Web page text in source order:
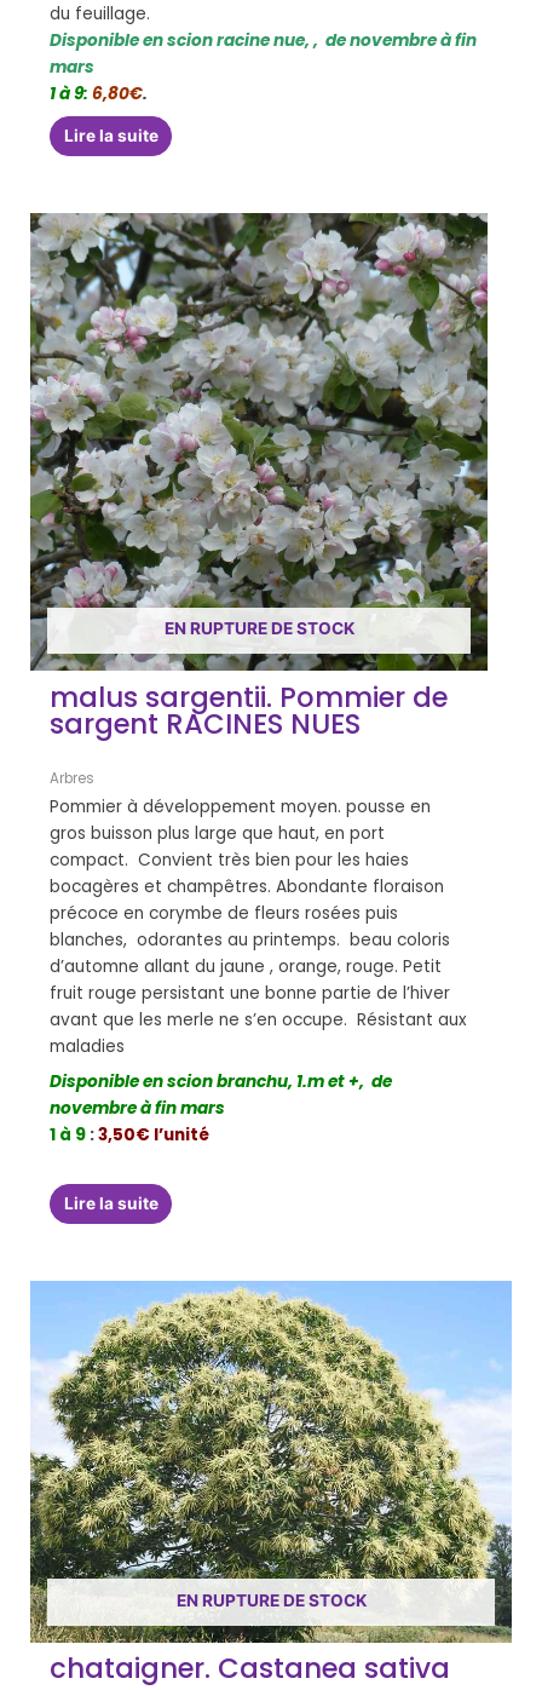
du feuillage.
Disponible en scion racine nue, , de novembre à fin
mars
1 à 9: 6,80€.
Lire la suite
EN RUPTURE DE STOCK
malus sargentii. Pommier de
sargent RACINES NUES
Arbres
Pommier à développement moyen. pousse en
gros buisson plus large que haut, en port
compact. Convient très bien pour les haies
bocagères et champêtres. Abondante floraison
précoce en corymbe de fleurs rosées puis
blanches, odorantes au printemps. beau coloris
d’automne allant du jaune , orange, rouge. Petit
fruit rouge persistant une bonne partie de l’hiver
avant que les merle ne s’en occupe. Résistant aux
maladies
Disponible en scion branchu, 1.m et +, de
novembre à fin mars
1 à 9 :3,50€ l’unité
Lire la suite
EN RUPTURE DE STOCK
chataigner. Castanea sativa